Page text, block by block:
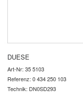
DUESE
Art-Nr: 35 5103
Referenz: 0 434 250 103
Technik: DN0SD293